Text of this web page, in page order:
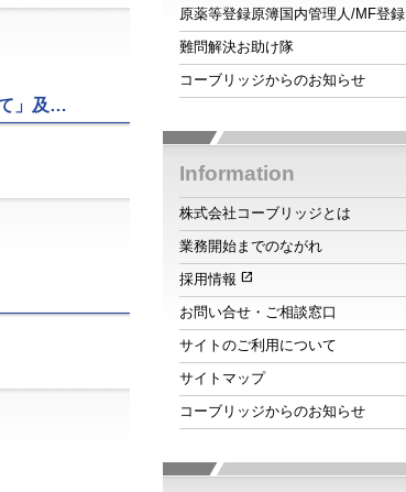
」及…
原薬等登録原簿国内管理人/MF登録
難問解決お助け隊
コーブリッジからのお知らせ
Information
株式会社コーブリッジとは
業務開始までのながれ
採用情報 open_in_new
お問い合せ・ご相談窓口
サイトのご利用について
サイトマップ
コーブリッジからのお知らせ